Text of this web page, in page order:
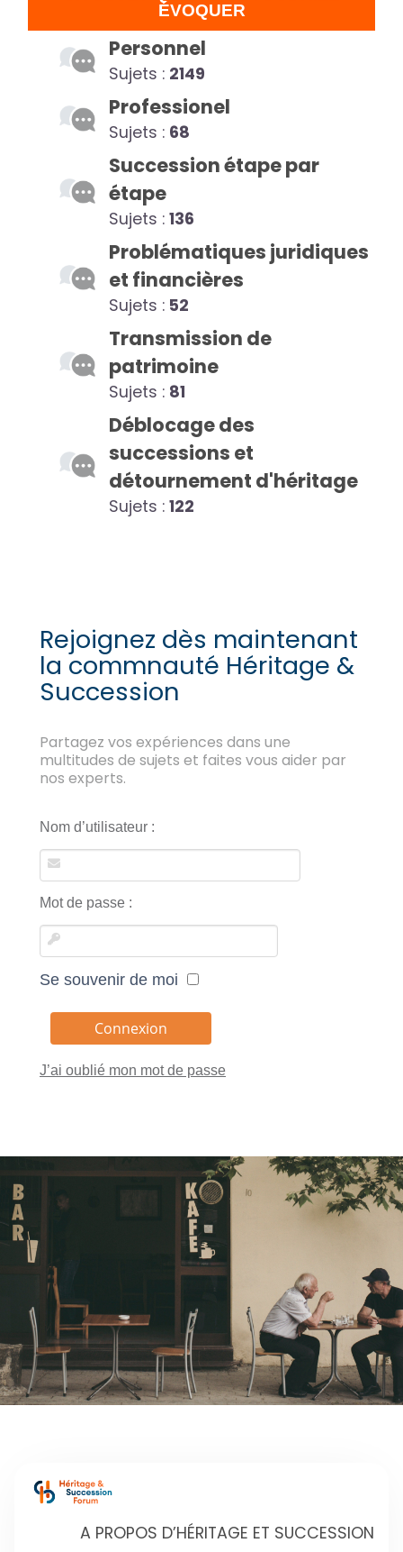
ÉVOQUER
Personnel
Sujets : 2149
Professionel
Sujets : 68
Succession étape par
étape
Sujets : 136
Problématiques juridiques
et financières
Sujets : 52
Transmission de
patrimoine
Sujets : 81
Déblocage des
successions et
détournement d'héritage
Sujets : 122
Rejoignez dès maintenant
la commnauté Héritage &
Succession
Partagez vos expériences dans une
multitudes de sujets et faites vous aider par
nos experts.
Nom d’utilisateur :
Mot de passe :
Se souvenir de moi
J’ai oublié mon mot de passe
A PROPOS D’HÉRITAGE ET SUCCESSION